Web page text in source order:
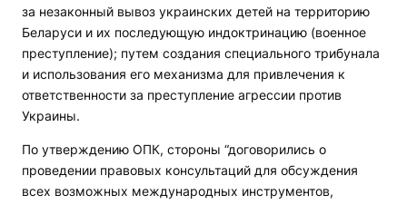
за незаконный вывоз украинских детей на территорию
Беларуси и их последующую индоктринацию (военное
преступление); путем создания специального трибунала
и использования его механизма для привлечения к
ответственности за преступление агрессии против
Украины.
По утверждению ОПК, стороны “договорились о
проведении правовых консультаций для обсуждения
всех возможных международных инструментов,